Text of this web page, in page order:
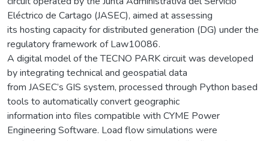
Eléctrico de Cartago (JASEC), aimed at assessing
its hosting capacity for distributed generation (DG) under the
regulatory framework of Law10086.
A digital model of the TECNO PARK circuit was developed
by integrating technical and geospatial data
from JASEC’s GIS system, processed through Python based
tools to automatically convert geographic
information into files compatible with CYME Power
Engineering Software. Load flow simulations were